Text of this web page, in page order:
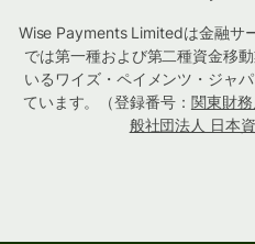
Wise Payments Limitedは金融サ
では第一種および第二種資金移
いるワイズ・ペイメンツ・ジャ
ています。（登録番号： 関東財
般社団法人 日本